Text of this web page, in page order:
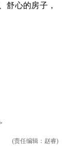
舒心的房子，
(责任编辑：赵睿)